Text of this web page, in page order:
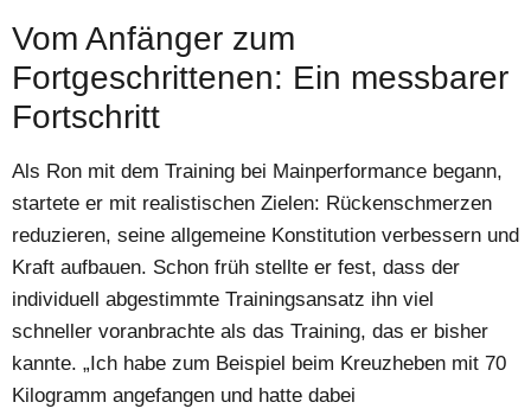
Vom Anfänger zum
Fortgeschrittenen: Ein messbarer
Fortschritt
Als Ron mit dem Training bei Mainperformance begann,
startete er mit realistischen Zielen: Rückenschmerzen
reduzieren, seine allgemeine Konstitution verbessern und
Kraft aufbauen. Schon früh stellte er fest, dass der
individuell abgestimmte Trainingsansatz ihn viel
schneller voranbrachte als das Training, das er bisher
kannte. „Ich habe zum Beispiel beim Kreuzheben mit 70
Kilogramm angefangen und hatte dabei